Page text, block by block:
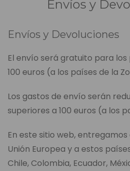
Envíos y
Envíos y Devoluciones
El envío será gratuito para los
100 euros (a los países de la
Los gastos de envío serán
superiores a 100 euros (a los
En este sitio web,
Unión Europea y a estos
Chile, Colombia, Ecuador,